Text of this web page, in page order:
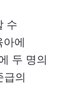
수
아에
두 명의
급의